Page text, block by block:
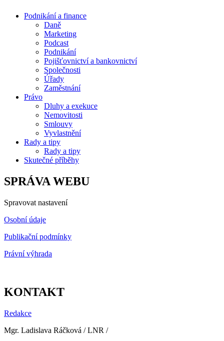
Podnikání a finance
Daně
Marketing
Podcast
Podnikání
Pojišťovnictví a bankovnictví
Společnosti
Úřady
Zaměstnání
Právo
Dluhy a exekuce
Nemovitosti
Smlouvy
Vyvlastnění
Rady a tipy
Rady a tipy
Skutečné příběhy
SPRÁVA WEBU
Spravovat nastavení
Osobní údaje
Publikační podmínky
Právní výhrada
KONTAKT
Redakce
Mgr. Ladislava Ráčková / LNR /